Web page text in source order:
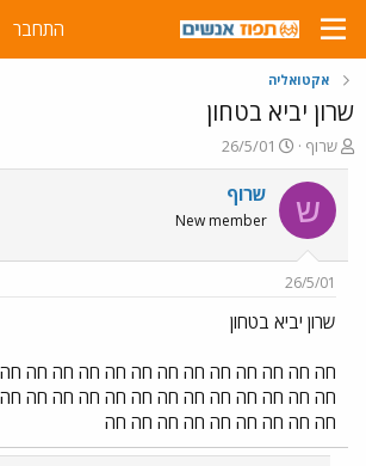
התחבר
אקטואליה
שרון יביא בטחון
פ
ו
ת
ח
ה
ש
א
שרוף
פ
ו
ר
26/5/01
ש שרוף
New member
26/5/01
שרון יביא בטחון
חה חה חה חה חה חה חה חה חה חה חה חה
חה חה חה חה חה חה חה חה חה חה חה חה
חה חה חה חה חה חה חה חה חה